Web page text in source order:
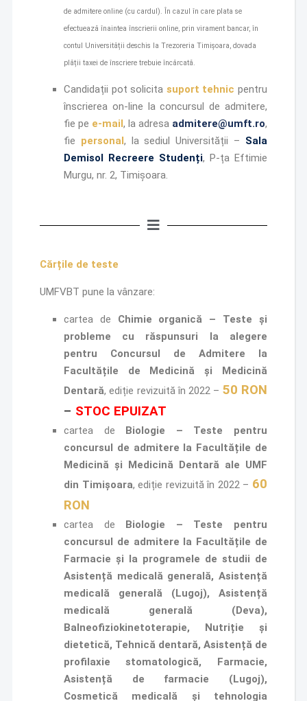
de admitere online (cu cardul). În cazul în care plata se
efectuează înaintea înscrierii online, prin virament bancar, în
contul Universității deschis la Trezoreria Timișoara, dovada
plății taxei de înscriere trebuie încărcată.
Candidații pot solicita suport tehnic pentru
înscrierea on-line la concursul de admitere,
fie pe e-mail, la adresa admitere@umft.ro,
fie personal, la sediul Universității – Sala
Demisol Recreere Studenți, P-ța Eftimie
Murgu, nr. 2, Timișoara.
Cărțile de teste
UMFVBT pune la vânzare:
cartea de Chimie organică –
Teste și
probleme
cu răspunsuri la alegere
pentru Concursul deAdmitere la
Facultățile
de Medicină și Medicină
Dentară, ediție revizuită în 2022 – 50 RON
– STOC EPUIZAT
cartea de Biologie – Teste
pentru
concursul de admitere la Facultățile de
Medicină și Medicină Dentară ale UMF
din Timișoara, ediție revizuită în 2022 – 60
RON
cartea de Biologie – Teste
pentru
concursul de admitere la Facultățile de
Farmacie și la programele de studii de
Asistență medicală generală, Asistență
medicală generală
(Lugoj),
Asistență
medicală
generală
(Deva),
Balneofiziokinetoterapie,
Nutriție
și
dietetică, Tehnică dentară, Asistență de
profilaxie stomatologică, Farmacie,
Asistență de
farmacie (Lugoj),
Cosmetică medicală și tehnologia